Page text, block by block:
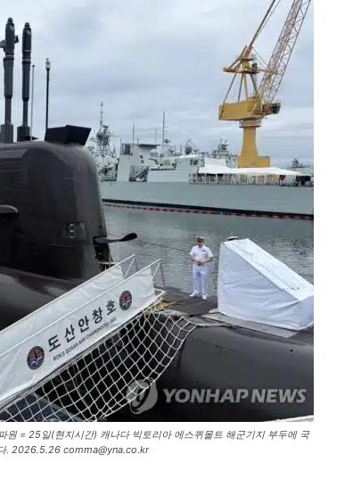
= 25일(현지시간) 캐나다 빅토리아 에스퀴몰트 해군기지 부두에 국
. 2026.5.26 comma@yna.co.kr